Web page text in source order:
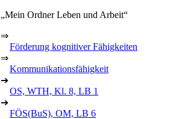
„Mein Ordner Leben und Arbeit“
⇒
Förderung kognitiver Fähigkeiten
⇒
Kommunikationsfähigkeit
➔
OS, WTH, Kl. 8, LB 1
➔
FÖS(BuS), OM, LB 6